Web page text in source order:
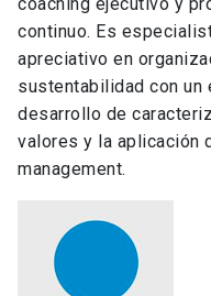
continuo. Es
apreciativo en
sustentabilidad con
desarrollo de
valores y la aplicación
management.